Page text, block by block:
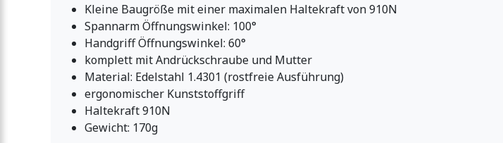
Kleine Baugröße mit einer maximalen Haltekraft von 910N
Spannarm Öffnungswinkel: 100°
Handgriff Öffnungswinkel: 60°
komplett mit Andrückschraube und Mutter
Material: Edelstahl 1.4301 (rostfreie Ausführung)
ergonomischer Kunststoffgriff
Haltekraft 910N
Gewicht: 170g